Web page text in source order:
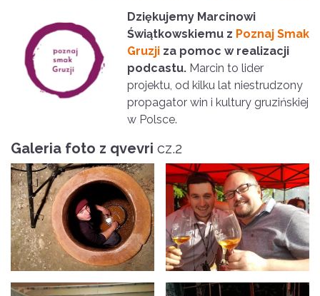
Dziękujemy Marcinowi
Świątkowskiemu z Poznaj Smak
Gruzji za pomoc w realizacji
podcastu. Marcin to lider
projektu, od kilku lat niestrudzony
propagator win i kultury gruzińskiej
w Polsce.
Galeria foto z qvevri cz.2